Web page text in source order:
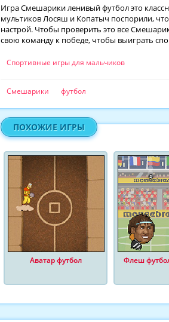
Игра Смешарики ленивый футбол это
мультиков Лосяш и Копатыч поспорили,
настрой. Чтобы проверить это все
свою команду к победе, чтобы выиграть
Спортивные игры для мальчиков
Смешарики футбол
ПОХОЖИЕ ИГРЫ
Аватар футбол Флеш